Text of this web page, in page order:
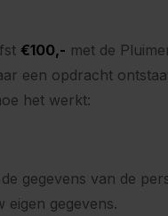
€100,- met de
een opdracht
het werkt:
gegevens van de
eigen gegevens.